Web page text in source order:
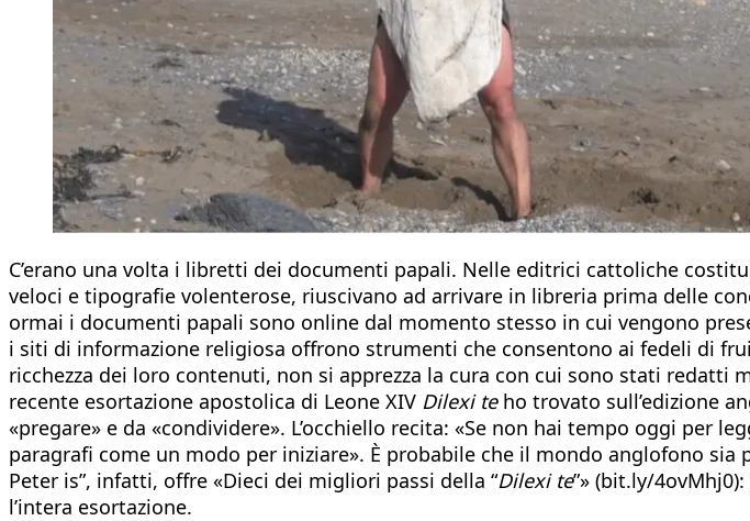
C’erano una volta i libretti dei documenti papali. Nelle editrici cattoliche
veloci e tipografie volenterose, riuscivano ad arrivare in libreria prima delle
ormai i documenti papali sono online dal momento stesso in cui vengono
i siti di informazione religiosa offrono strumenti che consentono ai fedeli di
ricchezza dei loro contenuti, non si apprezza la cura con cui sono stati redatti
recente esortazione apostolica di Leone XIV Dilexi teho trovato sull’edizione
«pregare» e da «condividere». L’occhiello recita: «Se non hai tempo oggi per
paragrafi come un modo per iniziare». È probabile che il mondo anglofono
Peter is”, infatti, offre «Dieci dei migliori passi della “Dilexi te”» (bit.ly/
l’intera esortazione.